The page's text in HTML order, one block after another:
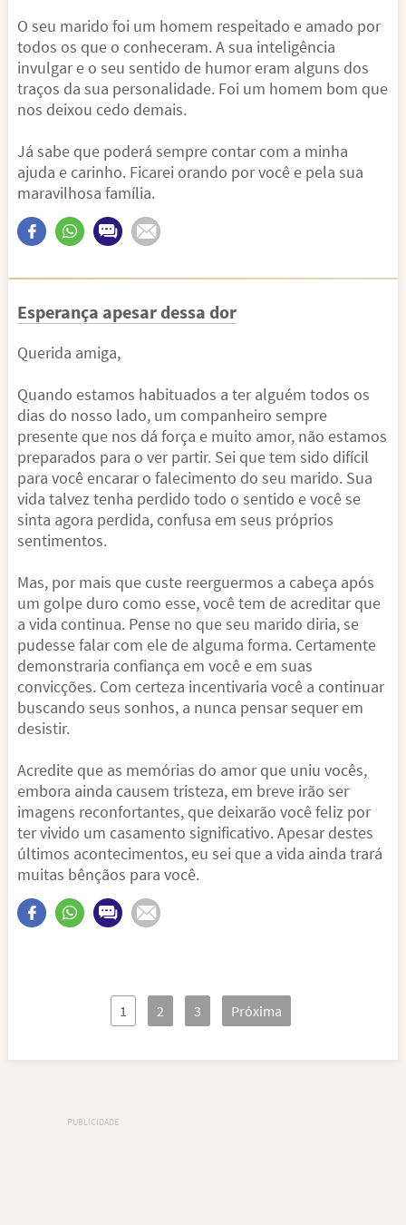
O seu marido foi um homem respeitado e amado por
todos os que o conheceram. A sua inteligência
invulgar e o seu sentido de humor eram alguns dos
traços da sua personalidade. Foi um homem bom que
nos deixou cedo demais.
Já sabe que poderá sempre contar com a minha
ajuda e carinho. Ficarei orando por você e pela sua
maravilhosa família.
Esperança apesar dessa dor
Querida amiga,
Quando estamos habituados a ter alguém todos os
dias do nosso lado, um companheiro sempre
presente que nos dá força e muito amor, não estamos
preparados para o ver partir. Sei que tem sido difícil
para você encarar o falecimento do seu marido. Sua
vida talvez tenha perdido todo o sentido e você se
sinta agora perdida, confusa em seus próprios
sentimentos.
Mas, por mais que custe reerguermos a cabeça após
um golpe duro como esse, você tem de acreditar que
a vida continua. Pense no que seu marido diria, se
pudesse falar com ele de alguma forma. Certamente
demonstraria confiança em você e em suas
convicções. Com certeza incentivaria você a continuar
buscando seus sonhos, a nunca pensar sequer em
desistir.
Acredite que as memórias do amor que uniu vocês,
embora ainda causem tristeza, em breve irão ser
imagens reconfortantes, que deixarão você feliz por
ter vivido um casamento significativo. Apesar destes
últimos acontecimentos, eu sei que a vida ainda trará
muitas bênçãos para você.
1 2 3 Próxima